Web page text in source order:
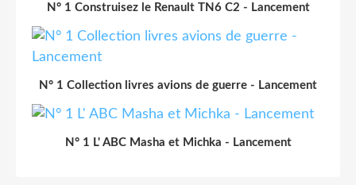
N° 1 Construisez le Renault TN6 C2 - Lancement
N° 1 Collection livres avions de guerre - Lancement
N° 1 L' ABC Masha et Michka - Lancement